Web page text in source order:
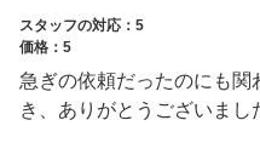
スタッフの対応：5
価格：5
急ぎの依頼だったのにも
き、ありがとうございまし